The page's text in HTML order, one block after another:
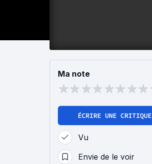
Ma note
ÉCRIRE UNE CRITIQUE
Vu
Envie de le voir